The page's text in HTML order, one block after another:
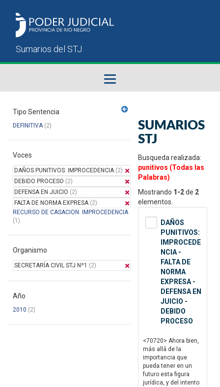
Sumarios del STJ
Manual del Usuario
Tipo Sentencia
DEFINITIVA(2)
Voces
DAÑOS PUNITIVOS: IMPROCEDENCIA(2)
DEBIDO PROCESO (2)
DEFENSA EN JUICIO (2)
FALTA DE NORMA EXPRESA(2)
RECURSO DE CASACION: IMPROCEDENCIA
(1)
Organismo
SECRETARÍA CIVIL STJ Nº1 (2)
Año
2010 (2)
SUMARIOS
STJ
Busqueda realizada:
punitivos (Todas las
Palabras)
Mostrando 1-2de 2
elementos.
DAÑOS
PUNITIVOS:
IMPROCEDE
NCIA -
FALTA DE
NORMA
EXPRESA -
DEFENSA EN
JUICIO -
DEBIDO
PROCESO
<70720> Ahora bien,
más allá de la
importancia que
pueda tener en un
futuro esta figura
jurídica, y del intento